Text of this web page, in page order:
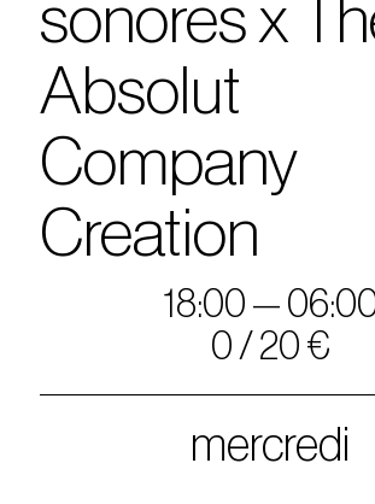
privatisations
sonores x
Absolut
Company
Creation
18:00 —
0 / 20 €
mercredi